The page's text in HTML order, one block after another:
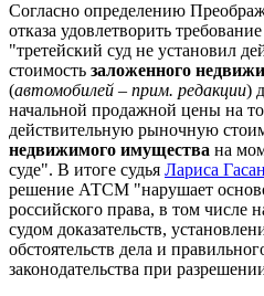
Согласно определению
отказа удовлетворить
"третейский суд не установил
стоимость заложенного
(автомобилей – прим. редакции)
начальной продажной цены на
действительную рыночную
недвижимого имущества на
суде". В итоге судья Лариса
решение АТСМ "нарушает
российского права, в том числе
судом доказательств,
обстоятельств дела и
законодательства при